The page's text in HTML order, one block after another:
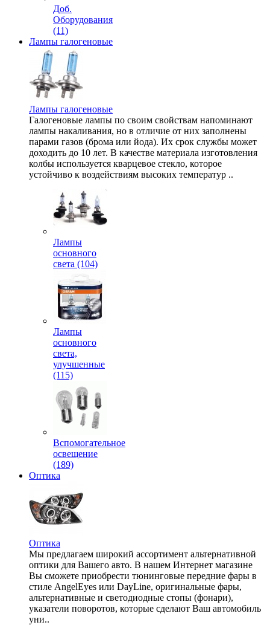
Доб.
Оборудования
(11)
Лампы галогеновые
Лампы галогеновые
Галогеновые лампы по своим свойствам напоминают
лампы накаливания, но в отличие от них заполнены
парами газов (брома или йода). Их срок службы может
доходить до 10 лет. В качестве материала изготовления
колбы используется кварцевое стекло, которое
устойчиво к воздействиям высоких температур ..
Лампы
основного
света (104)
Лампы
основного
света,
улучшенные
(115)
Вспомогательное
освещение
(189)
Оптика
Оптика
Мы предлагаем широкий ассортимент альтернативной
оптики для Вашего авто. В нашем Интернет магазине
Вы сможете приобрести тюнинговые передние фары в
стиле AngelEyes или DayLine, оригинальные фары,
альтернативные и светодиодные стопы (фонари),
указатели поворотов, которые сделают Ваш автомобиль
уни..